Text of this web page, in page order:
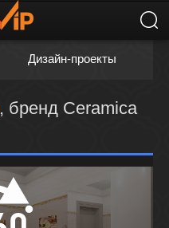
Дизайн-проекты
, бренд Ceramica